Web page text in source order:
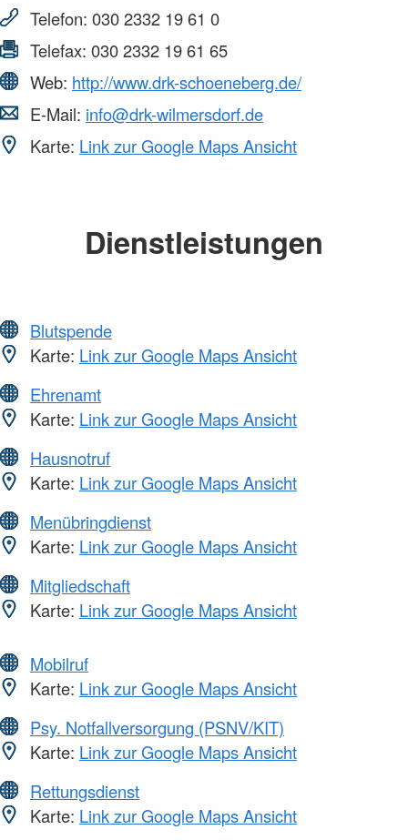
Telefon: 030 2332 19 61 0
Telefax: 030 2332 19 61 65
Web: http://www.drk-schoeneberg.de/
E-Mail: info@drk-wilmersdorf.de
Karte: Link zur Google Maps Ansicht
Dienstleistungen
Blutspende
Karte: Link zur Google Maps Ansicht
Ehrenamt
Karte: Link zur Google Maps Ansicht
Hausnotruf
Karte: Link zur Google Maps Ansicht
Menübringdienst
Karte: Link zur Google Maps Ansicht
Mitgliedschaft
Karte: Link zur Google Maps Ansicht
Mobilruf
Karte: Link zur Google Maps Ansicht
Psy. Notfallversorgung (PSNV/KIT)
Karte: Link zur Google Maps Ansicht
Rettungsdienst
Karte: Link zur Google Maps Ansicht